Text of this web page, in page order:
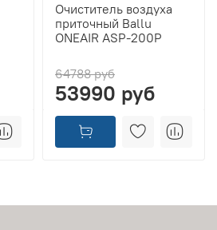
Очиститель воздуха
приточный Ballu
ONEAIR ASP-200P
64788 руб
53990 руб